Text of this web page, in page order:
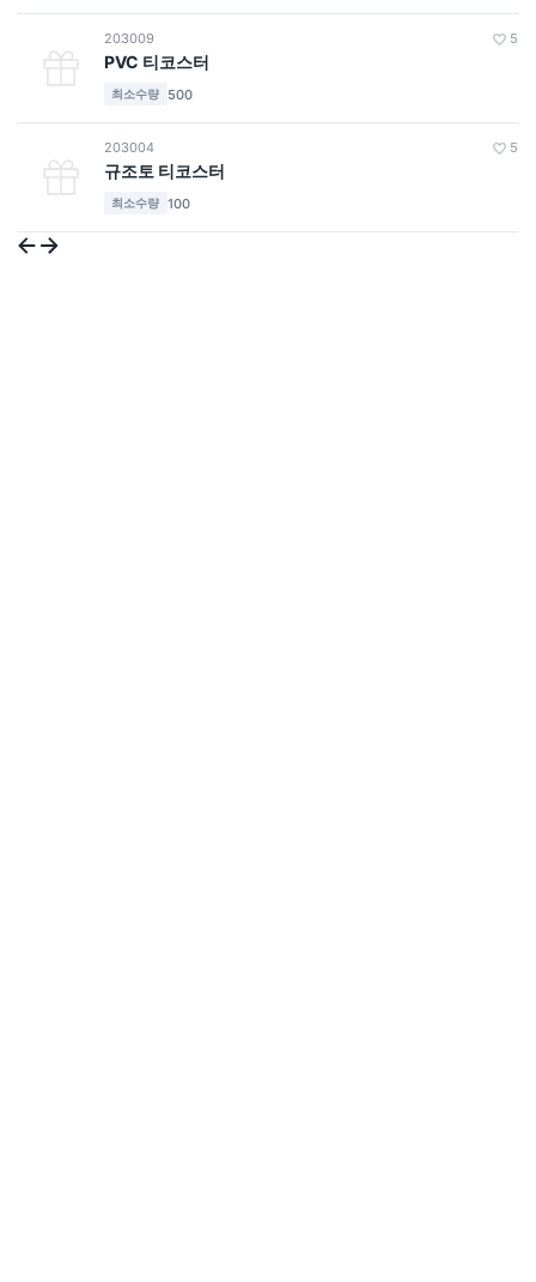
203009 5
PVC 티코스터
최소수량 500
203004 5
규조토 티코스터
최소수량 100